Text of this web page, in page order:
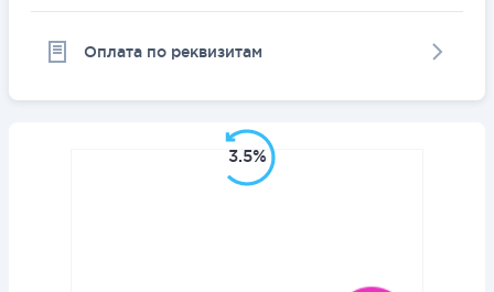
Оплата по реквизитам
3.5%